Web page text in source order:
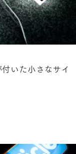
いた小さなサイ